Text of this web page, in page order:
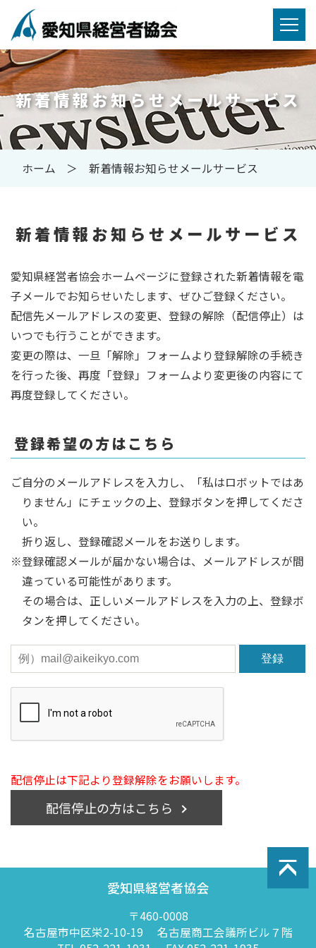
新着情報お知らせメールサービス
ホーム 新着情報お知らせメールサービス
新着情報お知らせメールサービス
愛知県経営者協会ホームページに登録された新着情報を電
子メールでお知らせいたします、ぜひご登録ください。
配信先メールアドレスの変更、登録の解除（配信停止）は
いつでも行うことができます。
変更の際は、一旦「解除」フォームより登録解除の手続き
を行った後、再度「登録」フォームより変更後の内容にて
再度登録してください。
登録希望の方はこちら
ご自分のメールアドレスを入力し、「私はロボットではあ
りません」にチェックの上、登録ボタンを押してくださ
い。
折り返し、登録確認メールをお送りします。
※登録確認メールが届かない場合は、メールアドレスが間
違っている可能性があります。
その場合は、正しいメールアドレスを入力の上、登録ボ
タンを押してください。
登録
配信停止は下記より登録解除をお願いします。
配信停止の方はこちら
愛知県経営者協会
〒460-0008
名古屋市中区栄2-10-19
名古屋商工会議所ビル７階